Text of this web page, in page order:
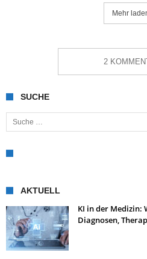
Mehr
2
SUCHE
Suche nach:
AKTUELL
KI in der Medizin:
Diagnosen,